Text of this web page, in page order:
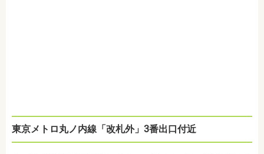
東京メトロ丸ノ内線「改札外」 3番出口付近